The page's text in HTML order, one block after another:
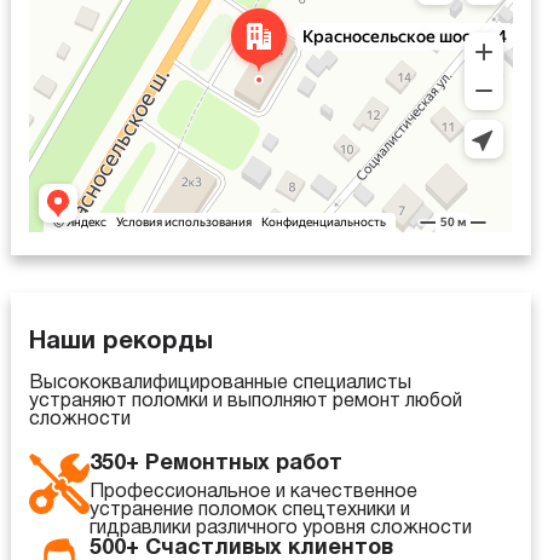
Наши рекорды
Высококвалифицированные специалисты
устраняют поломки и выполняют ремонт любой
сложности
350+ Ремонтных работ
Профессиональное и качественное
устранение поломок спецтехники и
гидравлики различного уровня сложности
500+ Счастливых клиентов